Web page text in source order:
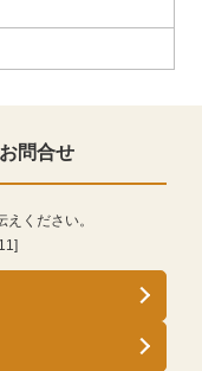
問合せ
ください。
]